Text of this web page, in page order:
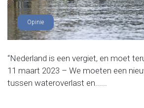
Opinie
“Nederland is een vergiet, en moet
11 maart 2023 – We moeten een
tussen wateroverlast en......